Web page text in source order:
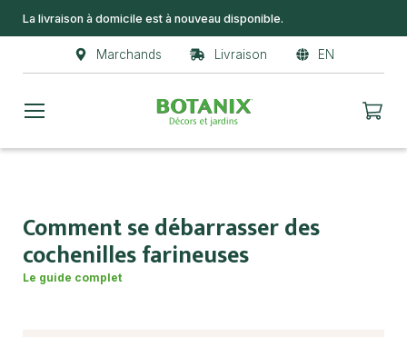
La livraison à domicile est à nouveau disponible.
Marchands Livraison EN
Comment se débarrasser des
cochenilles farineuses
Le guide complet